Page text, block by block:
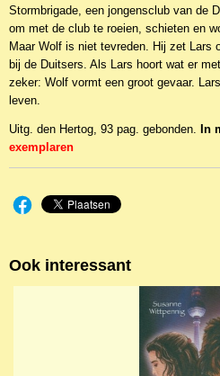
Stormbrigade, een jongensclub van de
om met de club te roeien, schieten en
Maar Wolf is niet tevreden. Hij zet Lars
bij de Duitsers. Als Lars hoort wat er
zeker: Wolf vormt een groot gevaar.
leven.
Uitg. den Hertog, 93 pag. gebonden. In
exemplaren
Ook interessant